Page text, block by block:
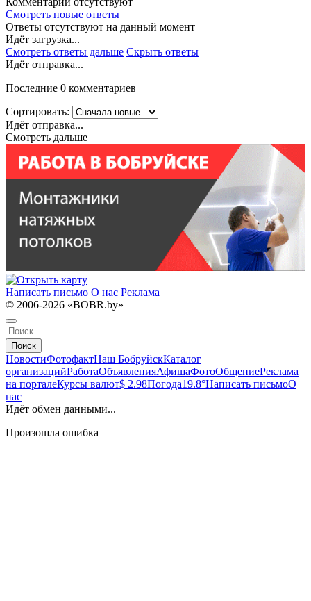
Смотреть новые ответы
Ответы отсутствуют на данный момент
Идёт загрузка...
Смотреть ответы дальше Скрыть ответы
Идёт отправка...
Последние 0 комментариев
Сортировать:
Идёт отправка...
Смотреть дальше
Написать письмо О нас Реклама
© 2006-2026 «BOBR.by»
Поиск
НовостиФотофактНаш БобруйскКаталог
организацийРаботаОбъявленияАфишаФотоОбщениеРеклама
на порталеКурсы валют$ 2.98Погода19.8°Написать письмоО
нас
Идёт обмен данными...
Произошла ошибка